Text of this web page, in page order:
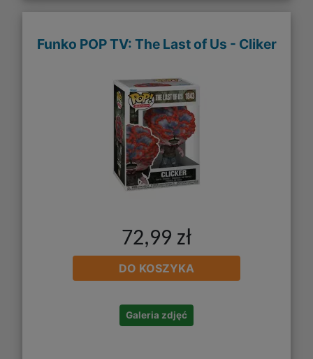
Funko POP TV: The Last of Us - Cliker
72,99 zł
DO KOSZYKA
Galeria zdjęć